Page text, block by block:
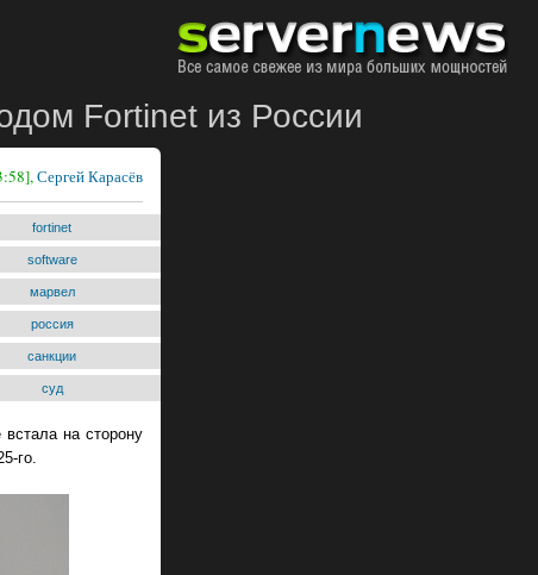
Fortinet из России
Сергей Карасёв
fortinet
software
марвел
россия
санкции
суд
на сторону
го.